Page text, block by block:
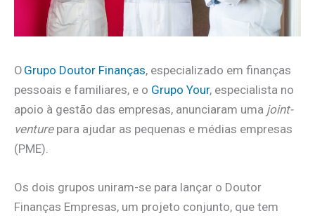
O Grupo Doutor Finanças, especializado em finanças
pessoais e familiares, e o Grupo Your, especialista no
apoio à gestão das empresas, anunciaram uma joint-
venturepara ajudar as pequenas e médias empresas
(PME).
Os dois grupos uniram-se para lançar o Doutor
Finanças Empresas, um projeto conjunto, que tem